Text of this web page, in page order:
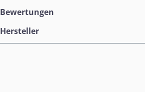
Bewertungen
Hersteller